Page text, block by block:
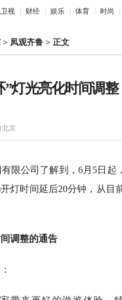
视 财经 娱乐 体育 时尚
> 凤观齐鲁 > 正文
”灯光亮化时间调整
北京
限公司了解到，6月5日起
灯时间延后20分钟，从目
调整的通告